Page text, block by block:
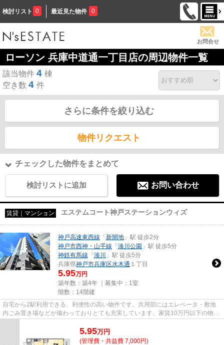
検討リスト 0 最近見た物件 0
お問合せ
ローソン 兵庫中道通一丁目店の周辺物件一覧
該当物件 4 棟
空き数 4 件
さらに条件を絞り込む
物件リクエスト
チェックした物件をまとめて
検討リストに追加 お問い合わせ
賃貸｜マンション エステムコート神戸ステーションウィズ
神戸高速東西線 「 新開地 」駅 徒歩2分
神戸市西神・山手線 「 湊川公園 」駅 徒歩5分
神鉄有馬線 「 湊川
」駅 徒歩5分
兵庫県神戸市兵庫区水木通 １丁目
5.95万円
築年数：築4年 ｜募集中： 1室
階数：14階建
自宅から2駅利用できる、利便性の高い物件です。共用部にはエレベータ・敷地
内ごみ置き場などが備わっておりとても充実しています。家賃10万円以下の物件
5.95万円
(管理費・共益費 7,000円)